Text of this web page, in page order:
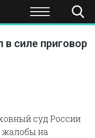
ЭКОНОМИКА НАУКА И
в силе приговор
суд России
жалобы на